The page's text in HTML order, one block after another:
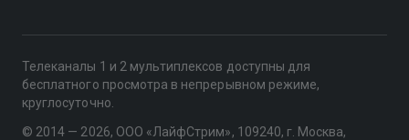
Телеканалы 1 и 2 мультиплексов доступны для
бесплатного просмотра в непрерывном режиме,
круглосуточно.
© 2014 — 2026, ООО «ЛайфСтрим», 109240, г. Москва,